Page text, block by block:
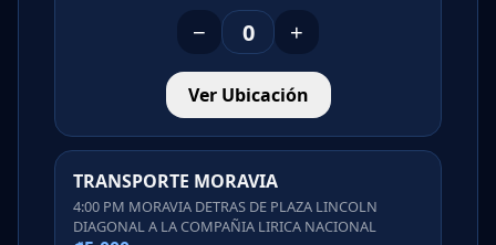
− +
Ver Ubicación
TRANSPORTE MORAVIA
4:00 PM MORAVIA DETRAS DE PLAZA LINCOLN
DIAGONAL A LA COMPAÑIA LIRICA NACIONAL